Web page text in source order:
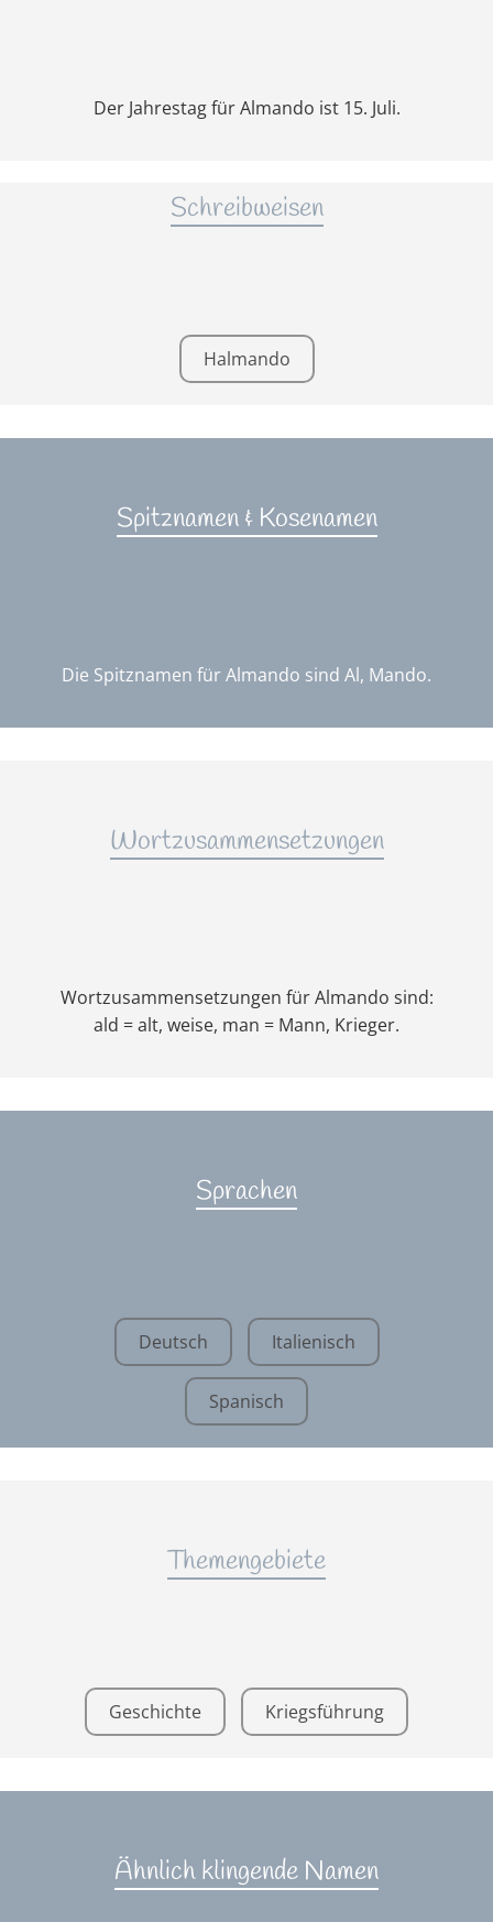
Der Jahrestag für Almando ist 15. Juli.
Schreibweisen
Halmando
Spitznamen & Kosenamen
Die Spitznamen für Almando sind Al, Mando.
Wortzusammensetzungen
Wortzusammensetzungen für Almando sind:
ald = alt, weise, man = Mann, Krieger.
Sprachen
Deutsch Italienisch
Spanisch
Themengebiete
Geschichte Kriegsführung
Ähnlich klingende Namen